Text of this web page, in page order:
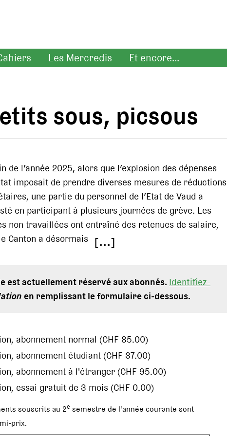
Les Mercredis Et encore...
sous, picsous
de l’année 2025, alors que l’explosion des dépenses
imposait de prendre diverses mesures de réductions
une partie du personnel de l’Etat de Vaud a
en participant à plusieurs journées de grève. Les
non travaillées ont entraîné des retenues de salaire,
Canton a désormais [...]
est actuellement réservé aux abonnés.Identifiez-
en remplissant le formulaire ci-dessous.
abonnement normal (CHF 85.00)
abonnement étudiant (CHF 37.00)
abonnement à l'étranger (CHF 95.00)
essai gratuit de 3 mois (CHF 0.00)
souscrits au 2e semestre de l'année courante sont
prix.